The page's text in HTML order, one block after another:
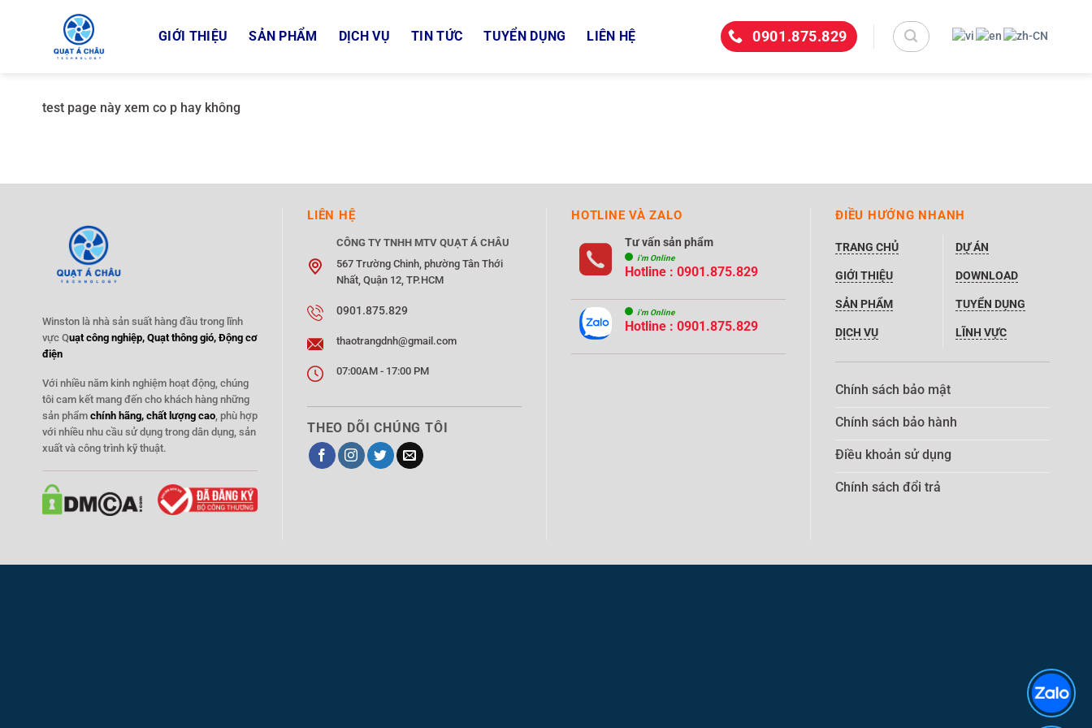
GIỚI THIỆU SẢN PHẨM DỊCH VỤ TIN TỨC TUYỂN DỤNG LIÊN HỆ 0901.875.829
test page này xem co p hay không
Winston là nhà sản suất hàng đầu trong lĩnh
vực Quạt công nghiệp, Quạt thông gió, Động cơ
điện
Với nhiều năm kinh nghiệm hoạt động, chúng
tôi cam kết mang đến cho khách hàng những
sản phẩm chính hãng, chất lượng cao, phù hợp
với nhiều nhu cầu sử dụng trong dân dụng, sản
xuất và công trình kỹ thuật.
LIÊN HỆ
CÔNG TY TNHH MTV QUẠT Á CHÂU
567 Trường Chinh, phường Tân Thới
Nhất, Quận 12, TP.HCM
0901.875.829
thaotrangdnh@gmail.com
07:00AM - 17:00 PM
THEO DÕI CHÚNG TÔI
HOTLINE VÀ ZALO
Tư vấn sản phẩm
i'm Online
Hotline : 0901.875.829
i'm Online
Hotline : 0901.875.829
ĐIỀU HƯỚNG NHANH
TRANG CHỦ
GIỚI THIỆU
SẢN PHẨM
DỊCH VỤ
DỰ ÁN
DOWNLOAD
TUYỂN DỤNG
LĨNH VỰC
Chính sách bảo mật
Chính sách bảo hành
Điều khoản sử dụng
Chính sách đổi trả